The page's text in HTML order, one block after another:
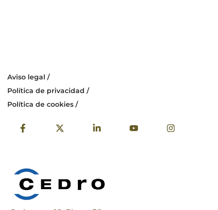
Aviso legal /
Política de privacidad /
Política de cookies /